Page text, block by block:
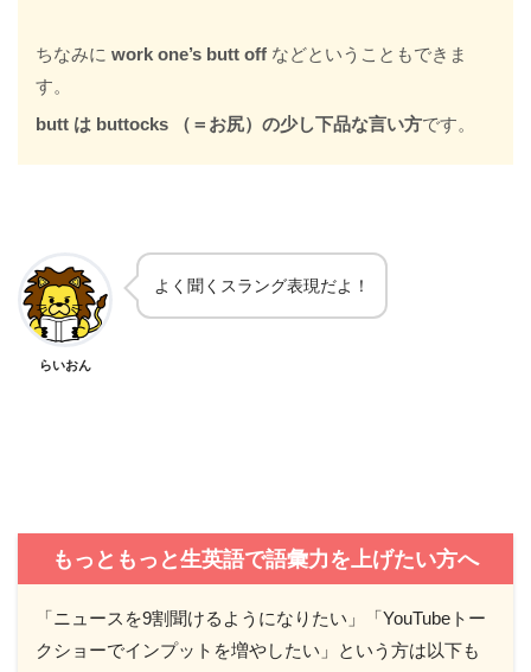
ちなみにwork one’s butt off などということもできま
す。
butt は buttocks （＝お尻）の少し下品な言い方です。
らいおん
よく聞くスラング表現だよ！
もっともっと生英語で語彙力を上げたい方へ
「ニュースを9割聞けるようになりたい」「YouTubeトー
クショーでインプットを増やしたい」という方は以下も